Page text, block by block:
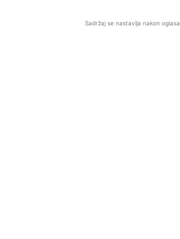
Sadržaj se nastavlja nakon oglasa